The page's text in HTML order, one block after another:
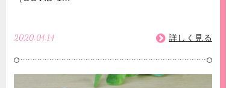
2020.04.14 詳しく見る